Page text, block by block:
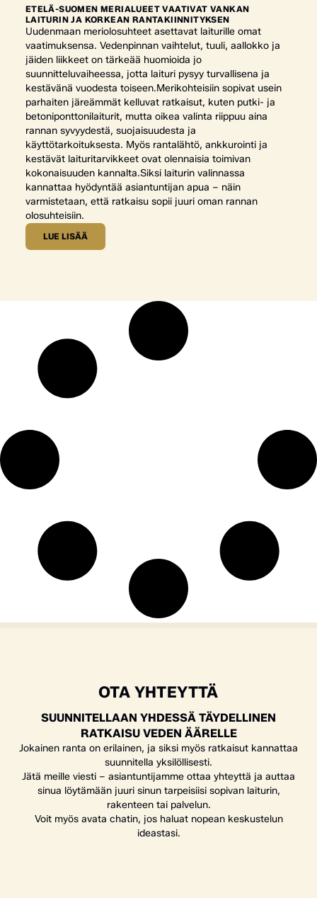
ETELÄ-SUOMEN MERIALUEET VAATIVAT VANKAN
LAITURIN JA KORKEAN RANTAKIINNITYKSEN
Uudenmaan meriolosuhteet asettavat laiturille omat
vaatimuksensa. Vedenpinnan vaihtelut, tuuli, aallokko ja
jäiden liikkeet on tärkeää huomioida jo
suunnitteluvaiheessa, jotta laituri pysyy turvallisena ja
kestävänä vuodesta toiseen.Merikohteisiin sopivat usein
parhaiten järeämmät kelluvat ratkaisut, kuten putki- ja
betoniponttonilaiturit, mutta oikea valinta riippuu aina
rannan syvyydestä, suojaisuudesta ja
käyttötarkoituksesta. Myös rantalähtö, ankkurointi ja
kestävät laituritarvikkeet ovat olennaisia toimivan
kokonaisuuden kannalta.Siksi laiturin valinnassa
kannattaa hyödyntää asiantuntijan apua – näin
varmistetaan, että ratkaisu sopii juuri oman rannan
olosuhteisiin.
LUE LISÄÄ
OTA YHTEYTTÄ
SUUNNITELLAAN YHDESSÄ TÄYDELLINEN
RATKAISU VEDEN ÄÄRELLE
Jokainen ranta on erilainen, ja siksi myös ratkaisut kannattaa
suunnitella yksilöllisesti.
Jätä meille viesti – asiantuntijamme ottaa yhteyttä ja auttaa
sinua löytämään juuri sinun tarpeisiisi sopivan laiturin,
rakenteen tai palvelun.
Voit myös avata chatin, jos haluat nopean keskustelun
ideastasi.